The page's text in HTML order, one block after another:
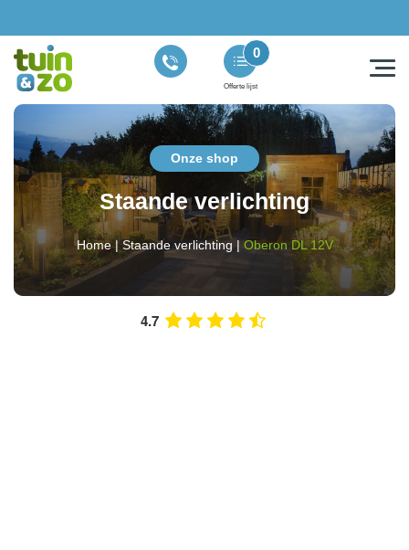
Offerte lijst
0
Onze shop
Staande verlichting
Home|Staande verlichting |Oberon DL 12V
4.7